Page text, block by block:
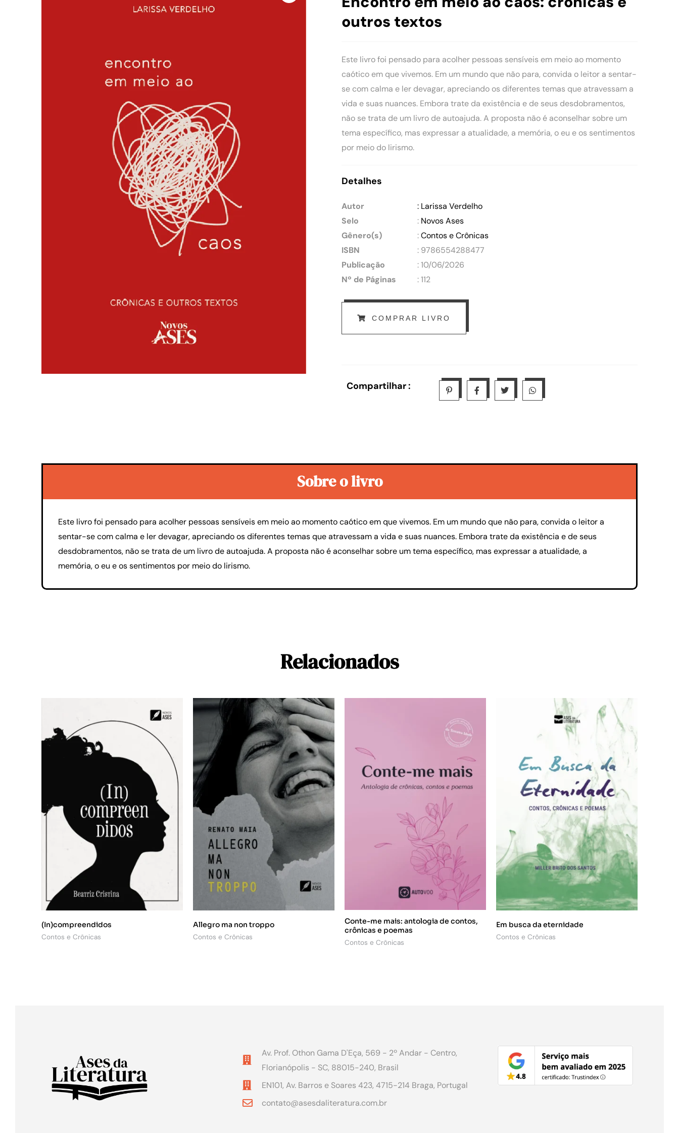
outros textos
Este livro foi pensado para acolher pessoas sensíveis em meio ao momento
caótico em que vivemos. Em um mundo que não para, convida o leitor a sentar-
se com calma e ler devagar, apreciando os diferentes temas que atravessam a
vida e suas nuances. Embora trate da existência e de seus desdobramentos,
não se trata de um livro de autoajuda. A proposta não é aconselhar sobre um
tema específico, mas expressar a atualidade, a memória, o eu e os sentimentos
por meio do lirismo.
Detalhes
Autor
: Larissa Verdelho
Selo
: Novos Ases
Gênero(s)
:Contos e Crônicas
ISBN
: 9786554288477
Publicação
: 10/06/2026
Nº de Páginas
: 112
COMPRAR LIVRO
Compartilhar :
Sobre o livro
Este livro foi pensado para acolher pessoas sensíveis em meio ao momento caótico em que vivemos. Em um mundo que não para, convida o leitor a
sentar-se com calma e ler devagar, apreciando os diferentes temas que atravessam a vida e suas nuances. Embora trate da existência e de seus
desdobramentos, não se trata de um livro de autoajuda. A proposta não é aconselhar sobre um tema específico, mas expressar a atualidade, a
memória, o eu e os sentimentos por meio do lirismo.
Relacionados
(In)compreendidos
Contos e Crônicas
Allegro ma non troppo
Contos e Crônicas
Conte-me mais: antologia de contos,
crônicas e poemas
Contos e Crônicas
Em busca da eternidade
Contos e Crônicas
Av. Prof. Othon Gama D'Eça, 569 - 2º Andar - Centro,
Florianópolis - SC, 88015-240, Brasil
EN101, Av. Barros e Soares 423, 4715-214 Braga, Portugal
contato@asesdaliteratura.com.br